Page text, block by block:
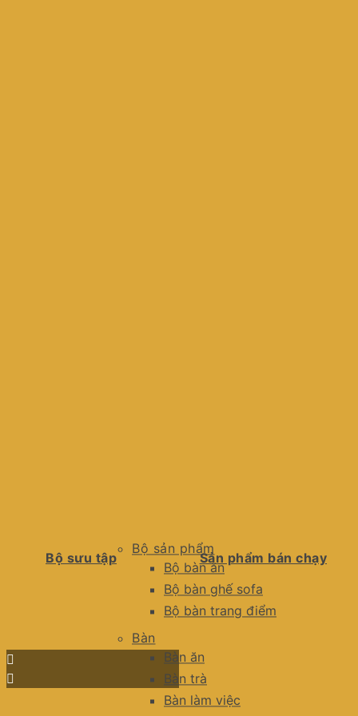
Bộ sản phẩm
Bộ bàn ăn
Bộ bàn ghế sofa
Bộ bàn trang điểm
Bàn
Bàn ăn
Bàn trà
Bàn làm việc
Bộ sưu tập Sản phẩm bán chạy